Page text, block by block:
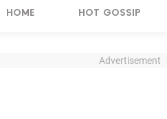
HOME HOT GOSSIP
Advertisement